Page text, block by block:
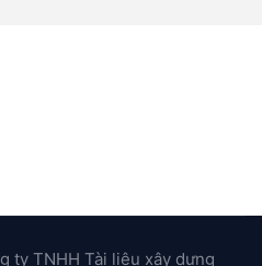
ty TNHH Tài liệu xây dựng